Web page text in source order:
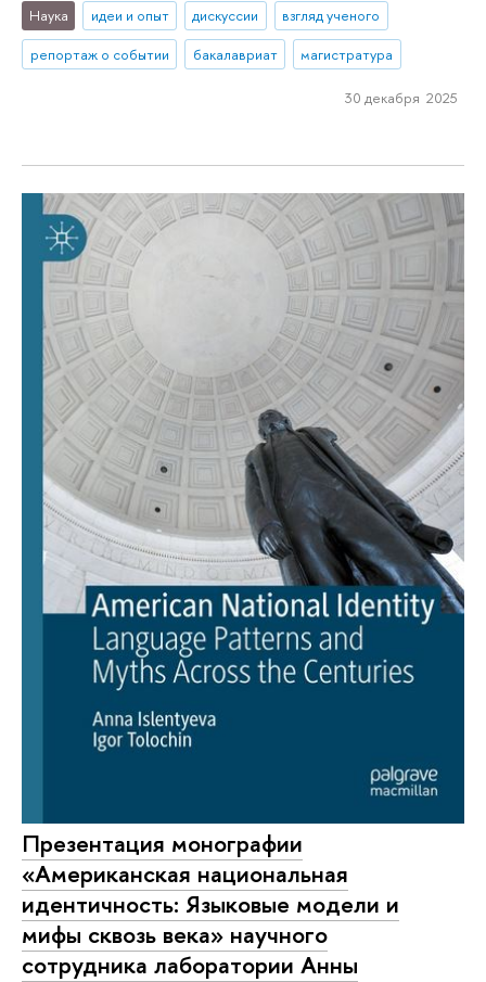
Наука идеи и опыт дискуссии
взгляд ученого
репортаж о событии
бакалавриат магистратура
30 декабря 2025
Презентация монографии
«Американская национальная
идентичность: Языковые модели и
мифы сквозь века» научного
сотрудника лаборатории Анны